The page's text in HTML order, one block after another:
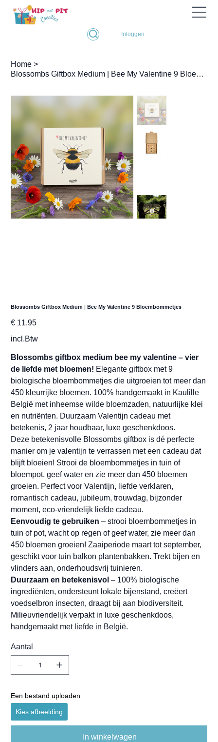
Inloggen
Home >
Blossombs Giftbox Medium | Bee My Valentine 9 Bloembommetjes
Blossombs Giftbox Medium | Bee My Valentine 9 Bloembommetjes
Prijs
€ 11,95
incl.Btw
Blossombs giftbox medium bee my valentine – vier
de liefde met bloemen! Elegante giftbox met 9
biologische bloembommetjes die uitgroeien tot meer dan
450 kleurrijke bloemen. 100% handgemaakt in Kaulille
België met inheemse wilde bloemzaden, natuurlijke klei
en nutriënten. Duurzaam Valentijn cadeau met
betekenis, 2 jaar houdbaar, luxe geschenkdoos.
Deze betekenisvolle Blossombs giftbox is dé perfecte
manier om je valentijn te verrassen met een cadeau dat
blijft bloeien! Strooi de bloembommetjes in tuin of
bloempot, geef water en zie meer dan 450 bloemen
groeien. Perfect voor Valentijn, liefde verklaren,
romantisch cadeau, jubileum, trouwdag, bijzonder
moment, eco-vriendelijk liefde cadeau.
Eenvoudig te gebruiken – strooi bloembommetjes in
tuin of pot, wacht op regen of geef water, zie meer dan
450 bloemen groeien! Zaaiperiode maart tot september,
geschikt voor tuin balkon plantenbakken. Trekt bijen en
vlinders aan, onderhoudsvrij tuinieren.
Duurzaam en betekenisvol – 100% biologische
ingrediënten, ondersteunt lokale bijenstand, creëert
voedselbron insecten, draagt bij aan biodiversiteit.
Milieuvriendelijk verpakt in luxe geschenkdoos,
handgemaakt met liefde in België.
Aantal
Een bestand uploaden
Kies afbeelding
In winkelwagen